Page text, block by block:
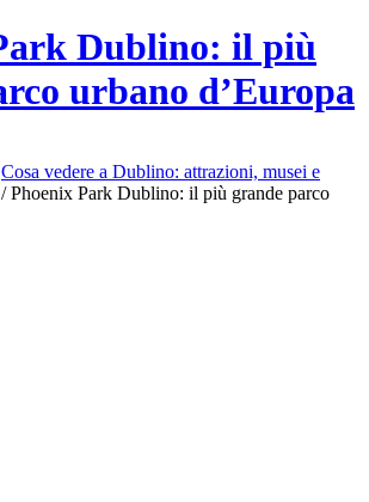
Dublino: il più
urbano d’Europa
Cosa vedere a Dublino: attrazioni, musei e
/ Phoenix Park Dublino: il più grande parco